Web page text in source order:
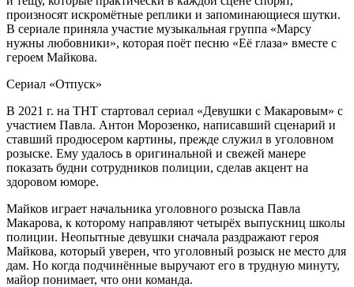
произносят искромётные реплики и запоминающиеся шутки.
В сериале приняла участие музыкальная группа «Марсу
нужны любовники», которая поёт песню «Её глаза» вместе с
героем Майкова.
Сериал «Отпуск»
В 2021 г. на ТНТ стартовал сериал «Девушки с Макаровым» с
участием Павла. Антон Морозенко, написавший сценарий и
ставший продюсером картины, прежде служил в уголовном
розыске. Ему удалось в оригинальной и свежей манере
показать будни сотрудников полиции, сделав акцент на
здоровом юморе.
Майков играет начальника уголовного розыска Павла
Макарова, к которому направляют четырёх выпускниц школы
полиции. Неопытные девушки сначала раздражают героя
Майкова, который уверен, что уголовный розыск не место для
дам. Но когда подчинённые выручают его в трудную минуту,
майор понимает, что они команда.